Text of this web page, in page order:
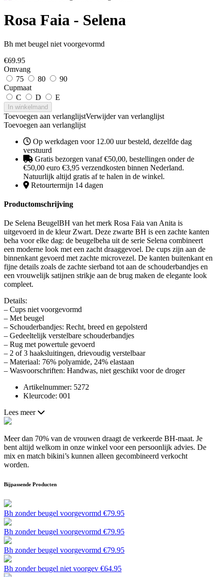
Rosa Faia - Selena
Bh met beugel niet voorgevormd
€69.95
Omvang
75
80
90
Cupmaat
C
D E
In winkelmand
Toevoegen aan verlanglijstVerwijder van verlanglijst
Toevoegen aan verlanglijst
Op werkdagen voor 12.00 uur besteld, dezelfde dag
verstuurd
Gratis bezorgen vanaf €50,00, bestellingen onder de
€50,00 euro €3,95 verzendkosten binnen Nederland.
Natuurlijk altijd gratis af te halen in de winkel.
Retourtermijn 14 dagen
Productomschrijving
De Selena BeugelBH van het merk Rosa Faia van Anita is
uitgevoerd in de kleur Zwart. Deze zwarte BH is een zachte kanten
beha voor elke dag: de beugelbeha uit de serie Selena combineert
een moderne look met een zacht draaggevoel. De cups zijn aan de
binnenkant gevoerd met zachte microvezel. De kanten buitenkant en
fijne details zoals de zachte sierband tot aan de schouderbandjes en
een vrouwelijk satijnen strikje aan de brug maken de elegante look
compleet.
Details:
– Cups niet voorgevormd
– Met beugel
– Schouderbandjes: Recht, breed en gepolsterd
– Gedeeltelijk verstelbare schouderbandjes
– Rug met powertule gevoerd
– 2 of 3 haaksluitingen, drievoudig verstelbaar
– Materiaal: 76% polyamide, 24% elastaan
– Wasvoorschriften: Handwas, niet geschikt voor de droger
Artikelnummer: 5272
Kleurcode: 001
Lees meer
Meer dan 70% van de vrouwen draagt de verkeerde BH-maat. Je
bent altijd welkom in onze winkel voor een persoonlijk advies. De
mix en match bikini’s kunnen alleen gecombineerd verkocht
worden.
Bijpassende Producten
Bh zonder beugel voorgevormd €79.95
Bh zonder beugel voorgevormd €79.95
Bh zonder beugel voorgevormd €79.95
Bh zonder beugel niet voorgev €64.95